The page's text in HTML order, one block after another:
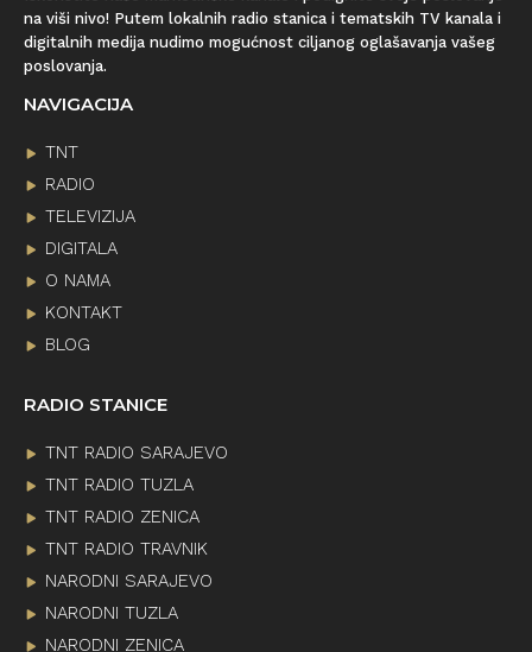
na viši nivo! Putem lokalnih radio stanica i tematskih TV kanala i
digitalnih medija nudimo mogućnost ciljanog oglašavanja vašeg
poslovanja.
NAVIGACIJA
TNT
RADIO
TELEVIZIJA
DIGITALA
O NAMA
KONTAKT
BLOG
RADIO STANICE
TNT RADIO SARAJEVO
TNT RADIO TUZLA
TNT RADIO ZENICA
TNT RADIO TRAVNIK
NARODNI SARAJEVO
NARODNI TUZLA
NARODNI ZENICA